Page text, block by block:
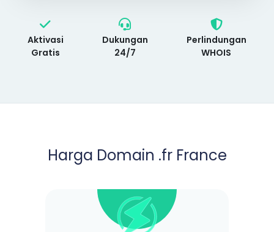
Aktivasi
Gratis
Dukungan
24/7
Perlindungan
WHOIS
Harga Domain .fr France